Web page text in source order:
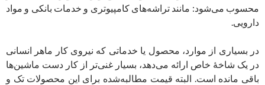
محسوب می‌شود: مانند تراشه‌های کامپیوتری و خدمات بانکی و مواد
دارویی.
در بسیاری از موارد، محصول یا خدماتی که نیروی کار ماهر انسانی
در یک شاخۀ خاص ارائه می‌دهد، بسیار غنی‌تر از کار دست ماشین‌ها
باقی مانده است. البته قیمت مطالبه‌شده برای این محصولات تک و